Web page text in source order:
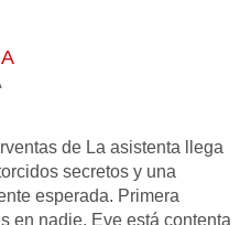
de La asistenta llega
secretos y una
esperada. Primera
en nadie. Eve está contenta